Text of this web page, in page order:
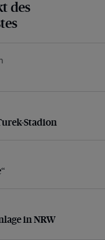
des
Stadion
Stadion
in NRW
in NRW